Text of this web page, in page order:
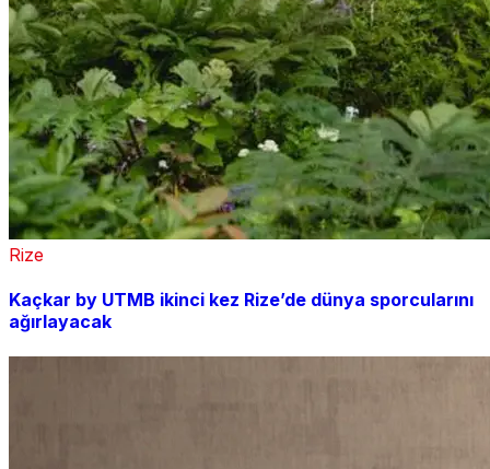
Rize
Kaçkar by UTMB ikinci kez Rize’de dünya sporcularını
ağırlayacak